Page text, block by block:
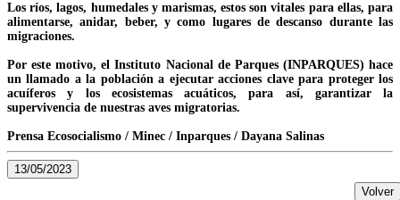
Los ríos, lagos, humedales y marismas, estos son vitales para ellas, para
alimentarse, anidar, beber, y como lugares de descanso durante las
migraciones.
Por este motivo, el Instituto Nacional de Parques (INPARQUES) hace
un llamado a la población a ejecutar acciones clave para proteger los
acuíferos y los ecosistemas acuáticos, para así, garantizar la
supervivencia de nuestras aves migratorias.
Prensa Ecosocialismo / Minec / Inparques / Dayana Salinas
13/05/2023
Volver